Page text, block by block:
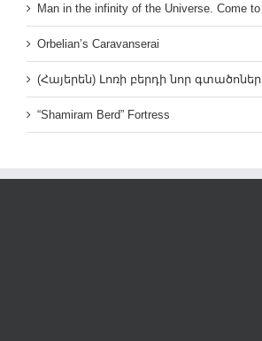
Man in the infinity of the Universe. Come
Orbelian’s Caravanserai
(Հայերեն) Լոռի բերդի նոր
“Shamiram Berd” Fortress